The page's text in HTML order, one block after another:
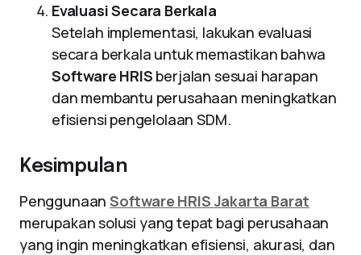
Evaluasi Secara Berkala
Setelah implementasi, lakukan evaluasi
secara berkala untuk memastikan bahwa
Software HRIS berjalan sesuai harapan
dan membantu perusahaan meningkatkan
efisiensi pengelolaan SDM.
Kesimpulan
PenggunaanSoftware HRIS Jakarta Barat
merupakan solusi yang tepat bagi perusahaan
yang ingin meningkatkan efisiensi, akurasi, dan